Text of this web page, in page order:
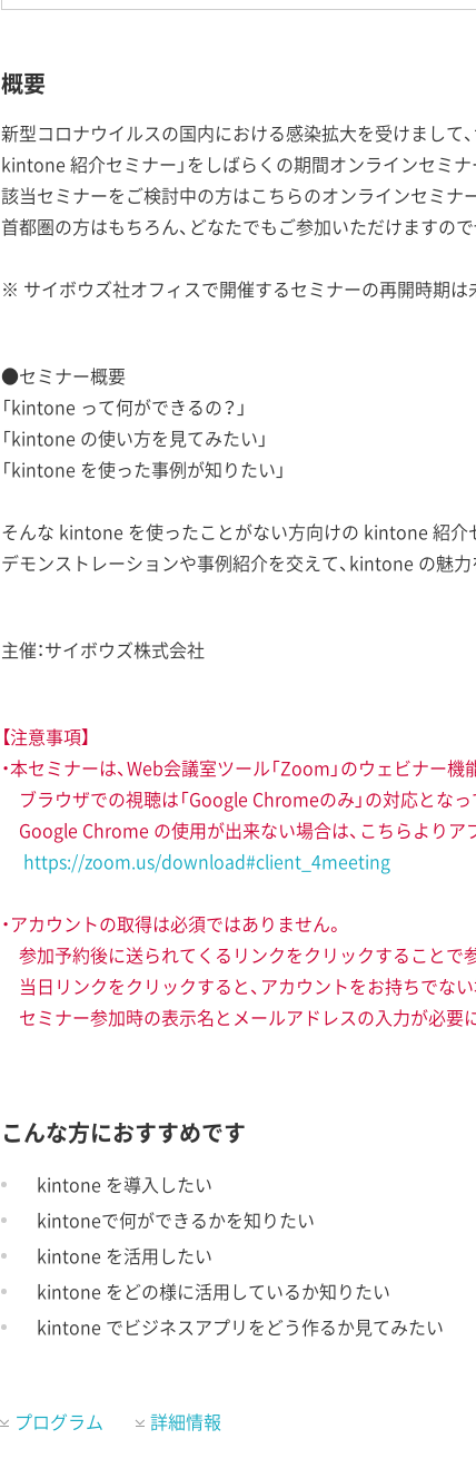
概要
新型コロナウイルスの国内における感染拡大を受けまして
kintone 紹介セミナー」をしばらくの期間オンラインセミ
該当セミナーをご検討中の方はこちらのオンラインセミナ
首都圏の方はもちろん、どなたでもご参加いただけますの
※ サイボウズ社オフィスで開催するセミナーの再開時期は
●セミナー概要
「kintone って何ができるの？」
「kintone の使い方を見てみたい」
「kintone を使った事例が知りたい」
そんな kintone を使ったことがない方向けの kintone 紹介
デモンストレーションや事例紹介を交えて、kintone の魅
主催：サイボウズ株式会社
【注意事項】
・本セミナーは、Web会議室ツール「Zoom」のウェビナー機
ブラウザでの視聴は「Google Chromeのみ」の対応となっ
Google Chrome の使用が出来ない場合は、こちらよりア
https://zoom.us/download#client_4meeting
・アカウントの取得は必須ではありません。
参加予約後に送られてくるリンクをクリックすることで
当日リンクをクリックすると、アカウントをお持ちでな
セミナー参加時の表示名とメールアドレスの入力が必要
こんな方におすすめです
kintone を導入したい
kintoneで何ができるかを知りたい
kintone を活用したい
kintone をどの様に活用しているか知りたい
kintone でビジネスアプリをどう作るか見てみたい
プログラム 詳細情報